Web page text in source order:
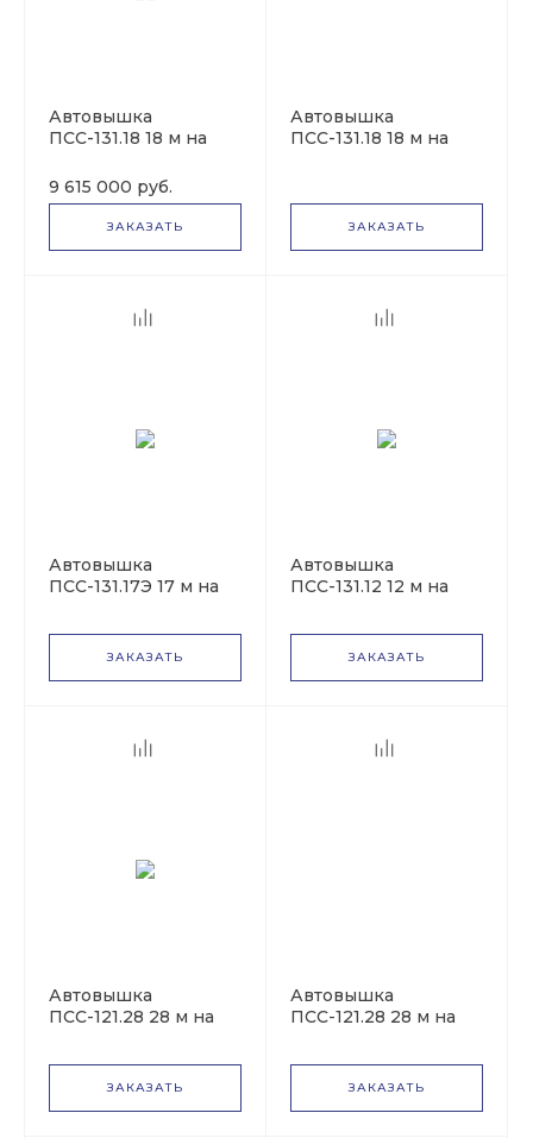
Renault
Автовышки на гусеничном ходу
Четра
Volkswagen
Scania
Silant
Peugeot
Автовышка
ПСС-131.18 18 м на
(ГАЗ-C41R13)
9 615 000 руб.
ЗАКАЗАТЬ
Автовышка
ПСС-131.18 18 м на
ЗАКАЗАТЬ
Автовышка
ПСС-131.17Э 17 м на
ЗАКАЗАТЬ
Автовышка
ПСС-131.12 12 м на
ЗАКАЗАТЬ
Автовышка
ПСС-121.28 28 м на
ЗАКАЗАТЬ
Автовышка
ПСС-121.28 28 м на
ЗАКАЗАТЬ